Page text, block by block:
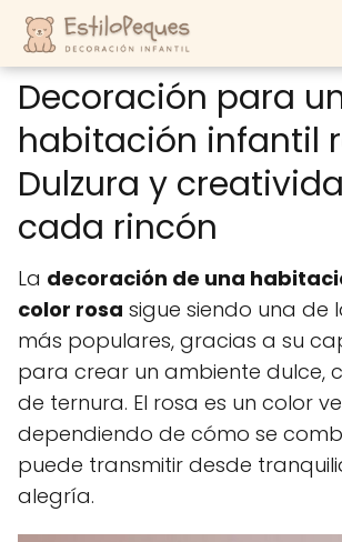
Decoración para
habitación infantil
Dulzura y
cada rincón
La decoración de una
color rosa sigue siendo una de
más populares, gracias a su
para crear un ambiente dulce,
de ternura. El rosa es un color
dependiendo de cómo se
puede transmitir desde
alegría.